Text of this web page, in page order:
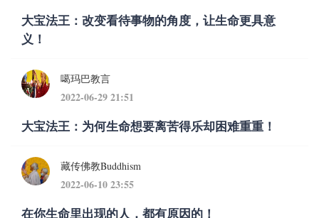
大宝法王：改变看待事物的角度，让生命更具意
义！
噶玛巴教言
2022-06-29 21:51
大宝法王：为何生命想要离苦得乐却困难重重！
藏传佛教Buddhism
2022-06-10 23:55
在你生命里出现的人，都有原因的！